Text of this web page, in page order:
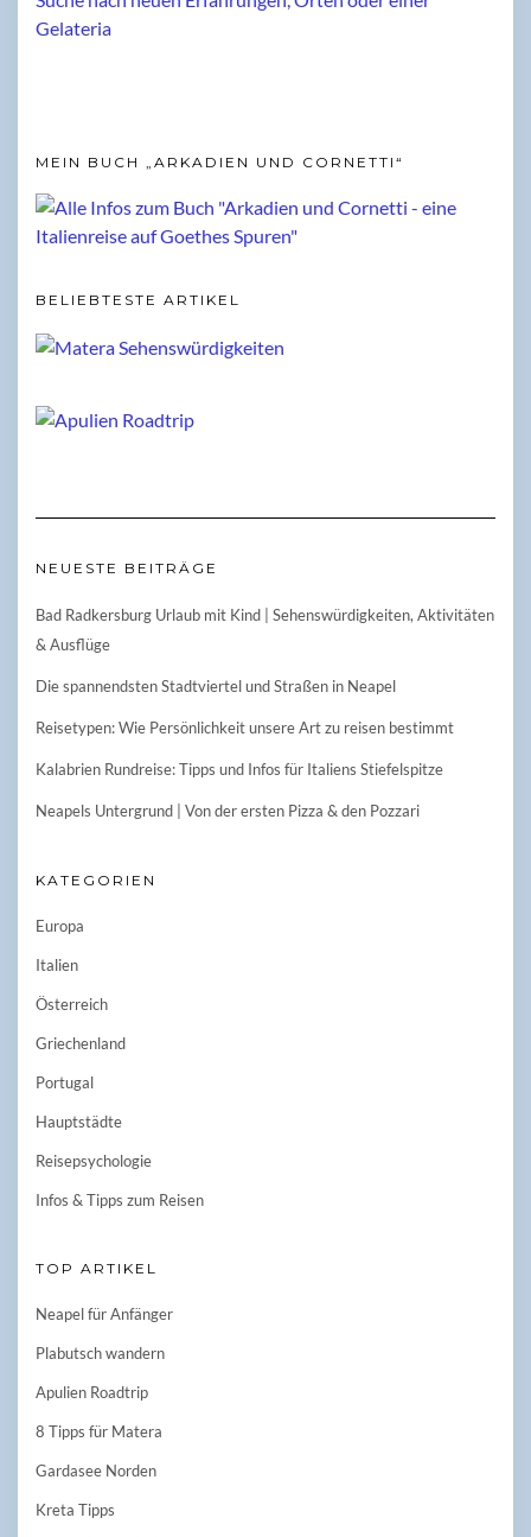
MEIN BUCH „ARKADIEN UND CORNETTI“
BELIEBTESTE ARTIKEL
NEUESTE BEITRÄGE
Bad Radkersburg Urlaub mit Kind | Sehenswürdigkeiten, Aktivitäten
& Ausflüge
Die spannendsten Stadtviertel und Straßen in Neapel
Reisetypen: Wie Persönlichkeit unsere Art zu reisen bestimmt
Kalabrien Rundreise: Tipps und Infos für Italiens Stiefelspitze
Neapels Untergrund | Von der ersten Pizza & den Pozzari
KATEGORIEN
Europa
Italien
Österreich
Griechenland
Portugal
Hauptstädte
Reisepsychologie
Infos & Tipps zum Reisen
TOP ARTIKEL
Neapel für Anfänger
Plabutsch wandern
Apulien Roadtrip
8 Tipps für Matera
Gardasee Norden
Kreta Tipps